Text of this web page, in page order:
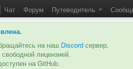
Чат Форум Путеводитель
.
на наш Discord сервер.
свободной лицензией.
на GitHub.